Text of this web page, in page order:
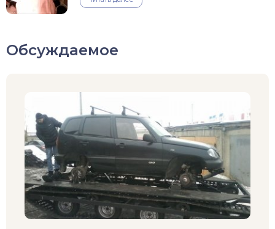
Обсуждаемое